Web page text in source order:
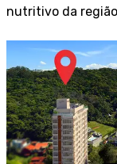
nutritivo da